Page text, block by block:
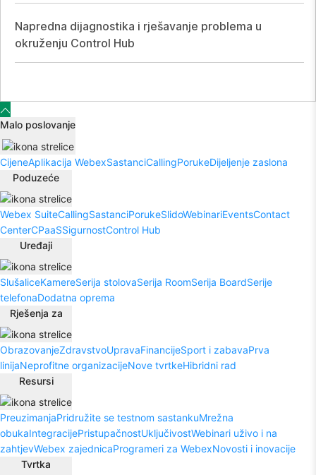
Napredna dijagnostika i rješavanje problema u
okruženju Control Hub
Malo poslovanje
CijeneAplikacija WebexSastanciCallingPorukeDijeljenje zaslona
Poduzeće
Webex SuiteCallingSastanciPorukeSlidoWebinariEventsContact
CenterCPaaSSigurnostControl Hub
Uređaji
SlušaliceKamereSerija stolovaSerija RoomSerija BoardSerije
telefonaDodatna oprema
Rješenja za
ObrazovanjeZdravstvoUpravaFinancijeSport i zabavaPrva
linijaNeprofitne organizacijeNove tvrtkeHibridni rad
Resursi
PreuzimanjaPridružite se testnom sastankuMrežna
obukaIntegracijePristupačnostUključivostWebinari uživo i na
zahtjevWebex zajednicaProgrameri za WebexNovosti i inovacije
Tvrtka